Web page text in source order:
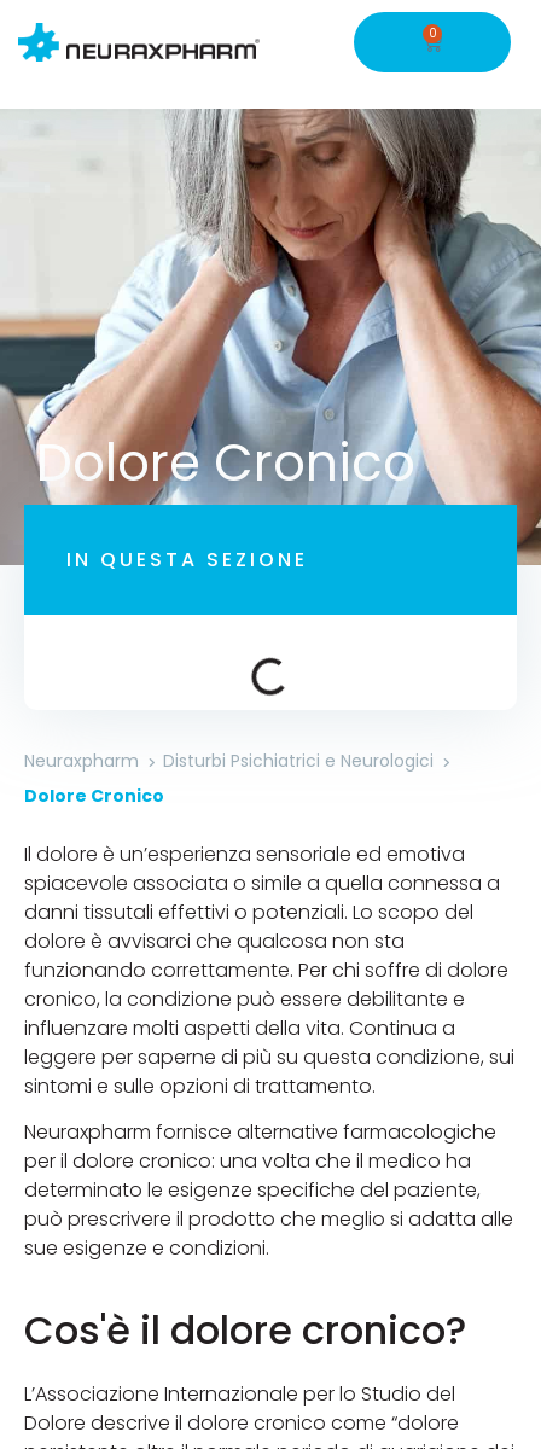
0
Dolore Cronico
IN QUESTA SEZIONE
Neuraxpharm
Disturbi Psichiatrici e Neurologici
Dolore Cronico
Il dolore è un’esperienza sensoriale ed emotiva
spiacevole associata o simile a quella connessa a
danni tissutali effettivi o potenziali. Lo scopo del
dolore è avvisarci che qualcosa non sta
funzionando correttamente. Per chi soffre di dolore
cronico, la condizione può essere debilitante e
influenzare molti aspetti della vita. Continua a
leggere per saperne di più su questa condizione, sui
sintomi e sulle opzioni di trattamento.
Neuraxpharm fornisce alternative farmacologiche
per il dolore cronico: una volta che il medico ha
determinato le esigenze specifiche del paziente,
può prescrivere il prodotto che meglio si adatta alle
sue esigenze e condizioni.
Cos'è il dolore cronico?
L’Associazione Internazionale per lo Studio del
Dolore descrive il dolore cronico come “dolore